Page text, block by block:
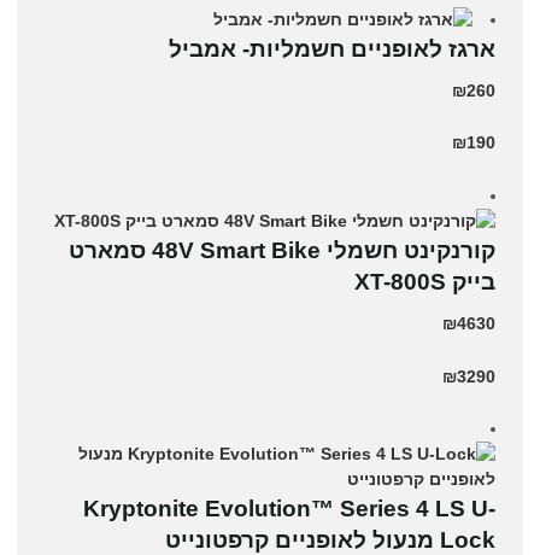
ארגז לאופניים חשמליות- אמביל
₪260
₪190
קורנקינט חשמלי 48V Smart Bike סמארט
בייק XT-800S
₪4630
₪3290
Kryptonite Evolution™ Series 4 LS U-
Lock מנעול לאופניים קרפטונייט